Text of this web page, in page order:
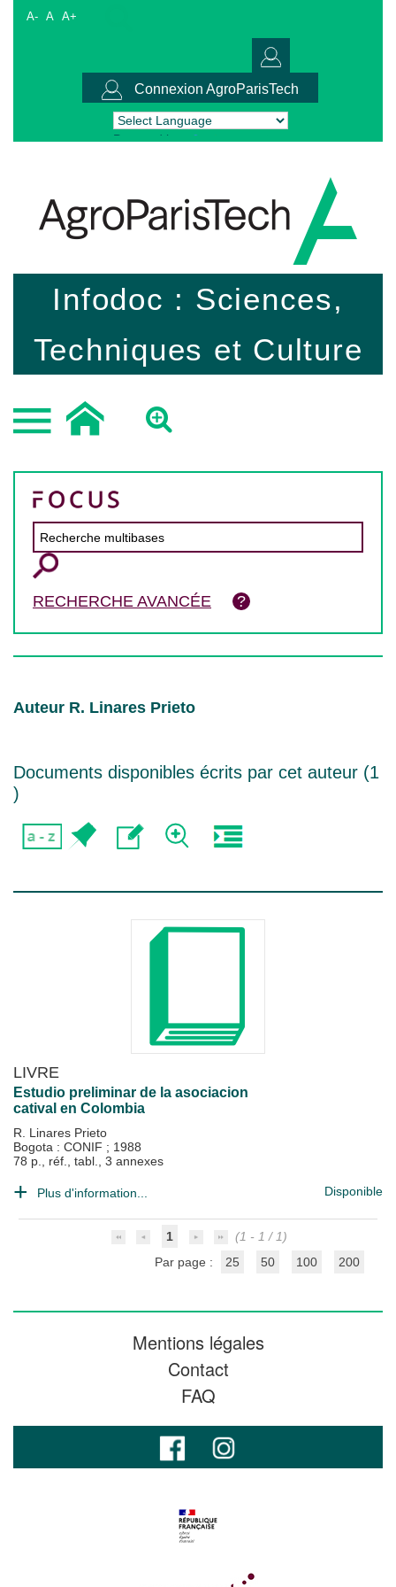
A- A A+
Connexion AgroParisTech
Powered by Translate
Infodoc : Sciences,
Techniques et Culture
RECHERCHE AVANCÉE
Auteur R. Linares Prieto
Documents disponibles écrits par cet auteur (1
)
LIVRE
Estudio preliminar de la asociacion
catival en Colombia
R. Linares Prieto
Bogota : CONIF ; 1988
78 p., réf., tabl., 3 annexes
Plus d'information... Disponible
1
(1 - 1 / 1)
Par page :
25 50 100 200
Mentions légales
Contact
FAQ